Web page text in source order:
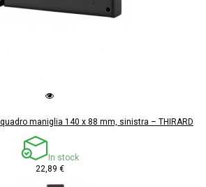
maniglia 140 x 88 mm, sinistra – THIRARD
In stock
22,89 €